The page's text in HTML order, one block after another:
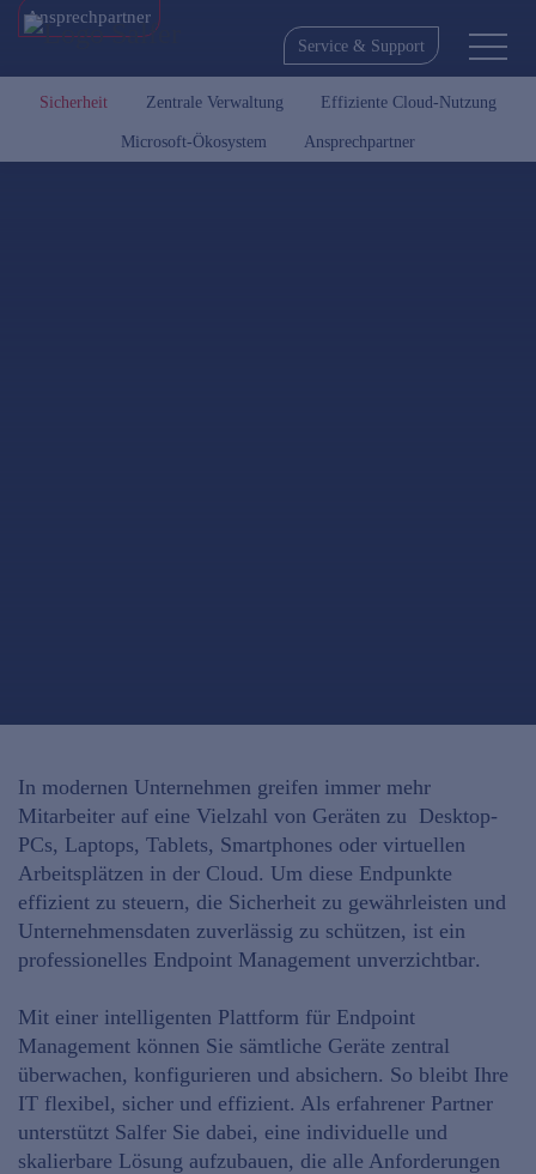
Service & Support
Ansprechpartner
Sicherheit Zentrale Verwaltung Effiziente Cloud-Nutzung
Microsoft-Ökosystem Ansprechpartner
In modernen Unternehmen greifen immer mehr
Mitarbeiter auf eine Vielzahl von Geräten zu Desktop-
PCs, Laptops, Tablets, Smartphones oder virtuellen
Arbeitsplätzen in der Cloud. Um diese Endpunkte
effizient zu steuern, die Sicherheit zu gewährleisten und
Unternehmensdaten zuverlässig zu schützen, ist ein
professionelles Endpoint Management unverzichtbar.
Mit einer intelligenten Plattform für Endpoint
Management können Sie sämtliche Geräte zentral
überwachen, konfigurieren und absichern. So bleibt Ihre
IT flexibel, sicher und effizient. Als erfahrener Partner
unterstützt Salfer Sie dabei, eine individuelle und
skalierbare Lösung aufzubauen, die alle Anforderungen